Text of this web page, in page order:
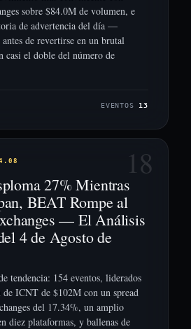
sobre $84.0M de volumen, e
de advertencia del día —
de revertirse en un brutal
casi el doble del número de
EVENTOS 13
18
27% Mientras
BEAT Rompe al
— El Análisis
4 de Agosto de
tendencia: 154 eventos, liderados
ICNT de $102M con un spread
del 17.34%, un amplio
diez plataformas, y ballenas de